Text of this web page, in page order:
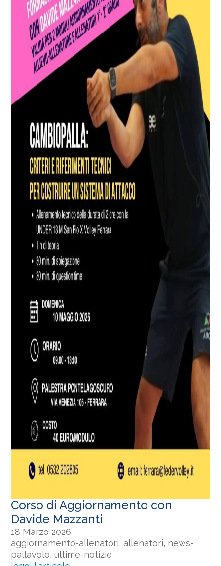
Corso di Aggiornamento con
Davide Mazzanti
18 Marzo 2026
aggiornamento-allenatori, allenatori, news-
pallavolo, ultime-notizie